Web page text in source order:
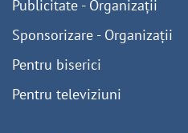
Publicitate - Organizații
Sponsorizare - Organizații
Pentru biserici
Pentru televiziuni